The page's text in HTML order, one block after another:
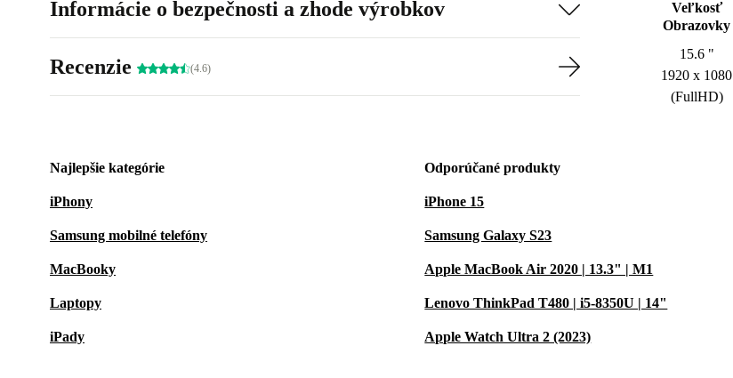
Veľkosť
Obrazovky
15.6 "
1920 x 1080
(FullHD)
Informácie o bezpečnosti a zhode výrobkov
Recenzie (4.6)
Najlepšie kategórie
iPhony
Samsung mobilné telefóny
MacBooky
Laptopy
iPady
Odporúčané produkty
iPhone 15
Samsung Galaxy S23
Apple MacBook Air 2020 | 13.3" | M1
Lenovo ThinkPad T480 | i5-8350U | 14"
Apple Watch Ultra 2 (2023)